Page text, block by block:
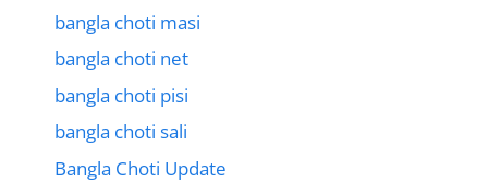
bangla choti masi
bangla choti net
bangla choti pisi
bangla choti sali
Bangla Choti Update